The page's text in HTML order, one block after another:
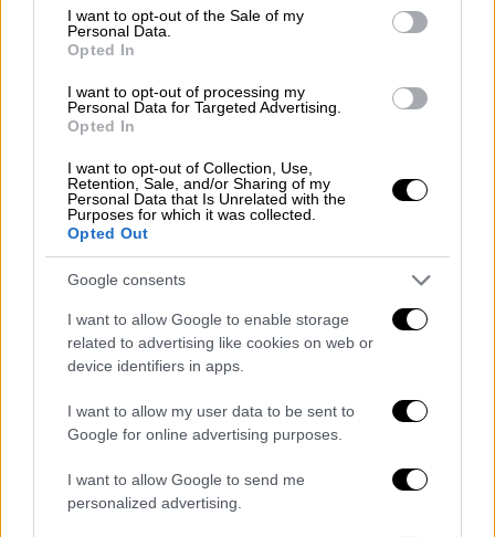
consent section.
I want to opt-out of the Sale of my
Personal Data.
Opted In
I want to opt-out of processing my
Personal Data for Targeted Advertising.
Opted In
I want to opt-out of Collection, Use,
Retention, Sale, and/or Sharing of my
Personal Data that Is Unrelated with the
Purposes for which it was collected.
Opted Out
Google consents
I want to allow Google to enable storage
related to advertising like cookies on web or
device identifiers in apps.
I want to allow my user data to be sent to
Google for online advertising purposes.
I want to allow Google to send me
personalized advertising.
«Επισκέφθηκα το νεκροτομείο και είδα μια
ντροπιαστική εικόνα
την ιατροδικαστική. Οι υπάλληλοι του
νοσοκομείου, οι οποίοι ανέχονταν να
λειτουργεί ηιατροδικαστική υπηρεσία
αυτούς τους όρους, χαρακτήρισαν την
κατάσταση υγειονομική βόμβα», δήλωσε
χαρακτηριστικά.
«Μού παρουσίασαν σορούς που βρίσκονταν
ενταφιασμό, μολονότι τουπουργείο
έχει
δώσει σαφείς οδηγίες για αζήτητες σορούς
να προωθούνται για ενταφιασμό. Χρειάστηκε
να κάνω ένα τηλέφωνο στον μητροπολίτη